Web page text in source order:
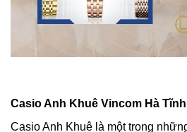
Casio Anh Khuê Vincom Hà Tĩnh
Casio Anh Khuê là một trong